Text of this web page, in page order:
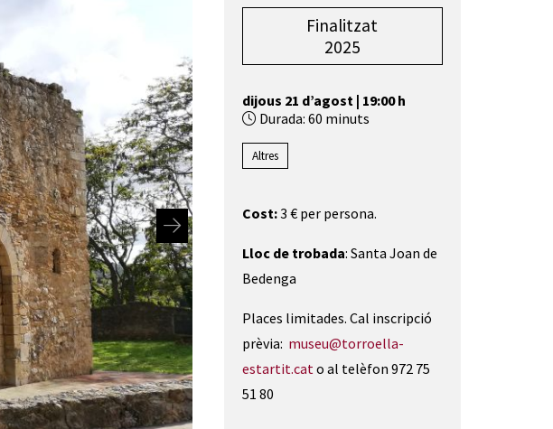
Finalitzat
2025
dijous 21 d’agost| 19:00 h
Durada: 60 minuts
Altres
Cost:3 € per persona.
Lloc de trobada: Santa Joan de
Bedenga
Places limitades. Cal inscripció
prèvia: museu@torroella-
estartit.cato al telèfon 972 75
51 80